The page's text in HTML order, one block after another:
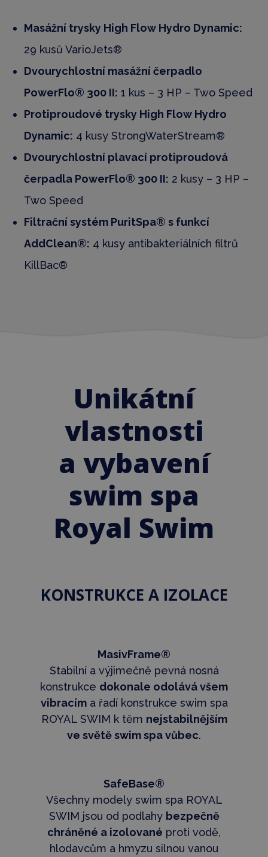
Masážní trysky High Flow Hydro Dynamic:
29 kusů VarioJets®
Dvourychlostní masážní čerpadlo
PowerFlo® 300 II: 1 kus – 3 HP – Two Speed
Protiproudové trysky High Flow Hydro
Dynamic: 4 kusy StrongWaterStream®
Dvourychlostní plavací protiproudová
čerpadla PowerFlo® 300 II: 2 kusy – 3 HP –
Two Speed
Filtrační systém PuritSpa® s funkcí
AddClean®: 4 kusy antibakteriálních filtrů
KillBac®
Unikátní
vlastnosti
a vybavení
swim spa
Royal Swim
KONSTRUKCE A IZOLACE
MasivFrame®
Stabilní a výjimečně pevná nosná
konstrukce dokonale odolává všem
vibracíma řadí konstrukce swim spa
ROYAL SWIM k těm nejstabilnějším
ve světě swim spa vůbec.
SafeBase®
Všechny modely swim spa ROYAL
SWIM jsou od podlahy bezpečně
chráněné a izolované proti vodě,
hlodavcům a hmyzu silnou vanou